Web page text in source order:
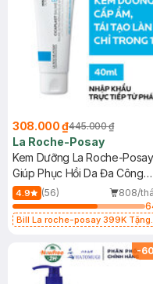
308.000 ₫445.000 ₫
La Roche-Posay
Kem Dưỡng La Roche-Posay
Giúp Phục Hồi Da Đa Công
Dụng 40ml
4.9 (56)
808/
Bill La roche-posay 399K Tặng
(SL có hạn)
-60